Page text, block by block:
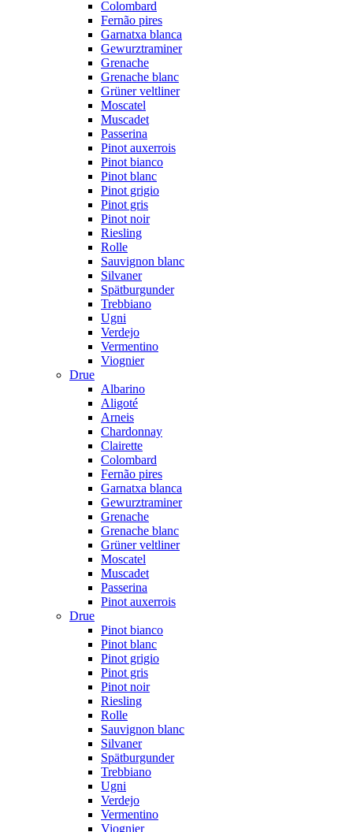
Colombard
Fernão pires
Garnatxa blanca
Gewurztraminer
Grenache
Grenache blanc
Grüner veltliner
Moscatel
Muscadet
Passerina
Pinot auxerrois
Pinot bianco
Pinot blanc
Pinot grigio
Pinot gris
Pinot noir
Riesling
Rolle
Sauvignon blanc
Silvaner
Spätburgunder
Trebbiano
Ugni
Verdejo
Vermentino
Viognier
Drue
Albarino
Aligoté
Arneis
Chardonnay
Clairette
Colombard
Fernão pires
Garnatxa blanca
Gewurztraminer
Grenache
Grenache blanc
Grüner veltliner
Moscatel
Muscadet
Passerina
Pinot auxerrois
Drue
Pinot bianco
Pinot blanc
Pinot grigio
Pinot gris
Pinot noir
Riesling
Rolle
Sauvignon blanc
Silvaner
Spätburgunder
Trebbiano
Ugni
Verdejo
Vermentino
Viognier